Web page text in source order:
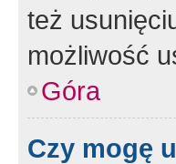
też
możliwość
Góra
Czy mogę